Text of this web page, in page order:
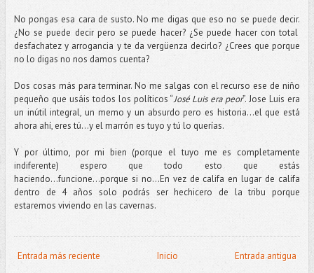
No pongas esa cara de susto. No me digas que eso no se puede decir.
¿No se puede decir pero se puede hacer? ¿Se puede hacer con total
desfachatez y arrogancia y te da vergüenza decirlo? ¿Crees que porque
no lo digas no nos damos cuenta?
Dos cosas más para terminar. No me salgas con el recurso ese de niño
pequeño que usáis todos los políticos “José Luis era peor”. Jose Luis era
un inútil integral, un memo y un absurdo pero es historia...el que está
ahora ahí, eres tú...y el marrón es tuyo y tú lo querías.
Y por último, por mi bien (porque el tuyo me es completamente
indiferente) espero que todo esto que estás
haciendo...funcione...porque si no...En vez de califa en lugar de califa
dentro de 4 años solo podrás ser hechicero de la tribu porque
estaremos viviendo en las cavernas.
Entrada más reciente Entrada antigua
Inicio